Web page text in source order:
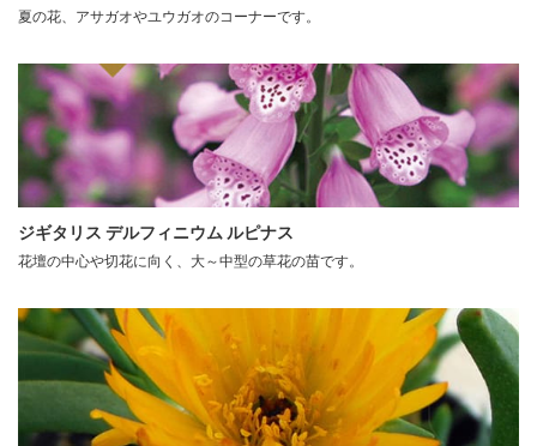
夏の花、アサガオやユウガオのコーナーです。
ジギタリス デルフィニウム ルピナス
花壇の中心や切花に向く、大～中型の草花の苗です。